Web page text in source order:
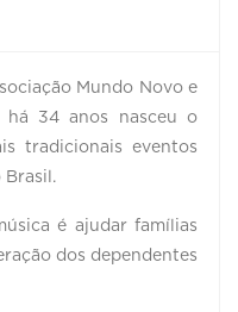
Mundo Novo e
há 34 anos nasceu o
tradicionais eventos
Brasil.
é ajudar famílias
dos dependentes